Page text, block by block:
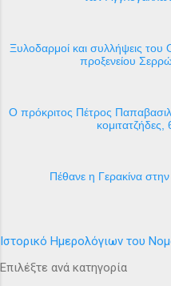
Ξυλοδαρμοί και συλλήψεις
προξενείου
Ο πρόκριτος Πέτρος
Πέθανε η Γερακίνα
Ιστορικό Ημερολόγιων του
Επιλέξτε ανά κατηγορία